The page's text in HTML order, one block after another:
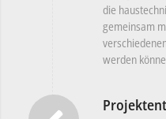
die
gemeinsam
werden